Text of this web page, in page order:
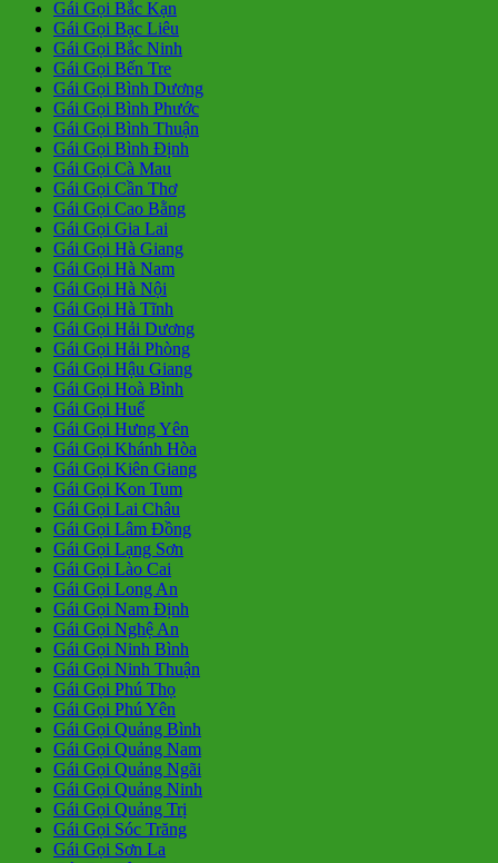
Gái Gọi Bắc Kạn
Gái Gọi Bạc Liêu
Gái Gọi Bắc Ninh
Gái Gọi Bến Tre
Gái Gọi Bình Dương
Gái Gọi Bình Phước
Gái Gọi Bình Thuận
Gái Gọi Bình Định
Gái Gọi Cà Mau
Gái Gọi Cần Thơ
Gái Gọi Cao Bằng
Gái Gọi Gia Lai
Gái Gọi Hà Giang
Gái Gọi Hà Nam
Gái Gọi Hà Nội
Gái Gọi Hà Tĩnh
Gái Gọi Hải Dương
Gái Gọi Hải Phòng
Gái Gọi Hậu Giang
Gái Gọi Hoà Bình
Gái Gọi Huế
Gái Gọi Hưng Yên
Gái Gọi Khánh Hòa
Gái Gọi Kiên Giang
Gái Gọi Kon Tum
Gái Gọi Lai Châu
Gái Gọi Lâm Đồng
Gái Gọi Lạng Sơn
Gái Gọi Lào Cai
Gái Gọi Long An
Gái Gọi Nam Định
Gái Gọi Nghệ An
Gái Gọi Ninh Bình
Gái Gọi Ninh Thuận
Gái Gọi Phú Thọ
Gái Gọi Phú Yên
Gái Gọi Quảng Bình
Gái Gọi Quảng Nam
Gái Gọi Quảng Ngãi
Gái Gọi Quảng Ninh
Gái Gọi Quảng Trị
Gái Gọi Sóc Trăng
Gái Gọi Sơn La